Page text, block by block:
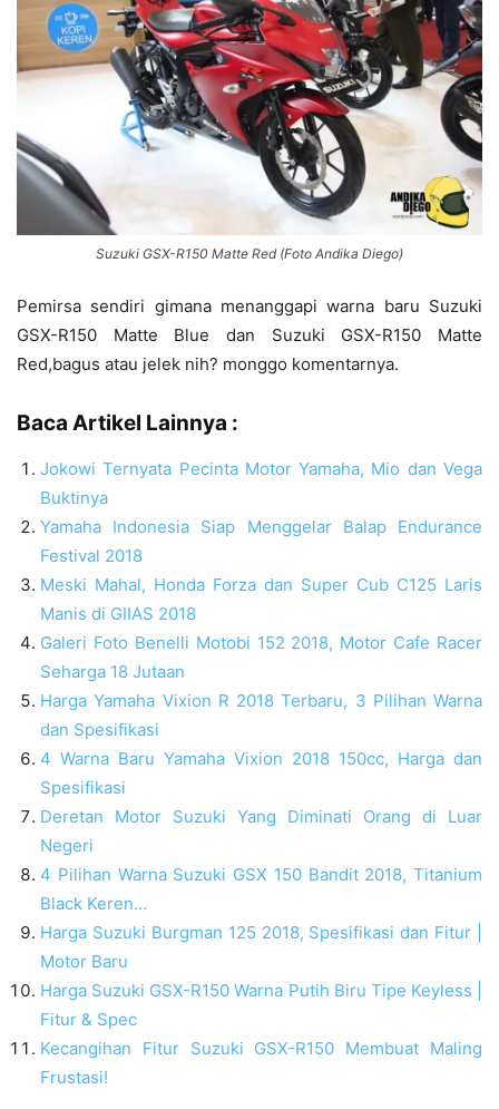
Suzuki GSX-R150 Matte Red (Foto Andika Diego)
Pemirsa sendiri gimana menanggapi warna baru Suzuki
GSX-R150 Matte Blue dan Suzuki GSX-R150 Matte
Red,bagus atau jelek nih? monggo komentarnya.
Baca Artikel Lainnya :
Jokowi Ternyata Pecinta Motor Yamaha, Mio dan Vega
Buktinya
Yamaha Indonesia Siap Menggelar Balap Endurance
Festival 2018
Meski Mahal, Honda Forza dan Super Cub C125 Laris
Manis di GIIAS 2018
Galeri Foto Benelli Motobi 152 2018, Motor Cafe Racer
Seharga 18 Jutaan
Harga Yamaha Vixion R 2018 Terbaru, 3 Pilihan Warna
dan Spesifikasi
4 Warna Baru Yamaha Vixion 2018 150cc, Harga dan
Spesifikasi
Deretan Motor Suzuki Yang Diminati Orang di Luar
Negeri
4 Pilihan Warna Suzuki GSX 150 Bandit 2018, Titanium
Black Keren…
Harga Suzuki Burgman 125 2018, Spesifikasi dan Fitur |
Motor Baru
Harga Suzuki GSX-R150 Warna Putih Biru Tipe Keyless |
Fitur & Spec
Kecangihan Fitur Suzuki GSX-R150 Membuat Maling
Frustasi!